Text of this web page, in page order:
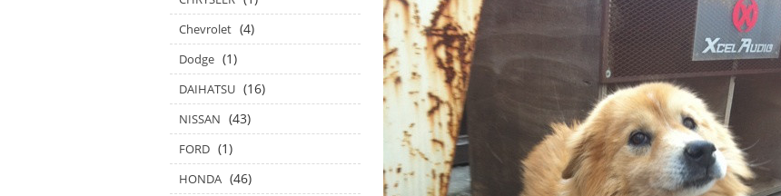
Chevrolet (4)
Dodge (1)
DAIHATSU (16)
NISSAN (43)
FORD (1)
HONDA (46)